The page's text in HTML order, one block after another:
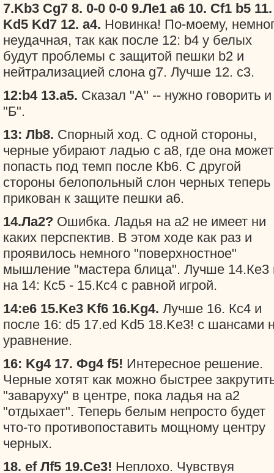
7.Kb3 Cg7 8. 0-0 0-0 9.Ле1 а6 10. Сf1 b5 11.
Kd5 Kd7 12. a4. Новинка! По-моему,
неудачная, так как после 12: b4 у белых
будут проблемы с защитой пешки b2 и
нейтрализацией слона g7. Лучше 12. c3.
12:b4 13.a5. Сказал "А" -- нужно говорить и
"Б".
13: Лb8. Спорный ход. С одной стороны,
черные убирают ладью с а8, где она может
попасть под темп после Кb6. С другой
стороны белопольный слон черных теперь
прикован к защите пешки а6.
14.Лa2? Ошибка. Ладья на а2 не имеет ни
каких перспектив. В этом ходе как раз и
проявилось немного "поверхностное"
мышление "мастера блица". Лучше 14.Ке3
на 14: Кс5 - 15.Кс4 с равной игрой.
14:e6 15.Ke3 Kf6 16.Kg4. Лучше 16. Кс4 и
после 16: d5 17.ed Kd5 18.Ke3! с шансами
уравнение.
16: Kg4 17. Фg4 f5! Интересное решение.
Черные хотят как можно быстрее
"заваруху" в центре, пока ладья на а2
"отдыхает". Теперь белым непросто будет
что-то противопоставить мощному центру
черных.
18. ef Лf5 19.Ce3! Неплохо. Чувствуя